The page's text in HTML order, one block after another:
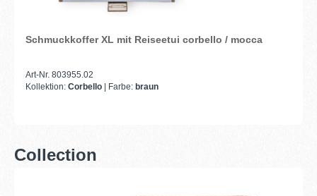
Schmuckkoffer XL mit Reiseetui corbello / mocca
Art-Nr. 803955.02
Kollektion: Corbello | Farbe: braun
Collection